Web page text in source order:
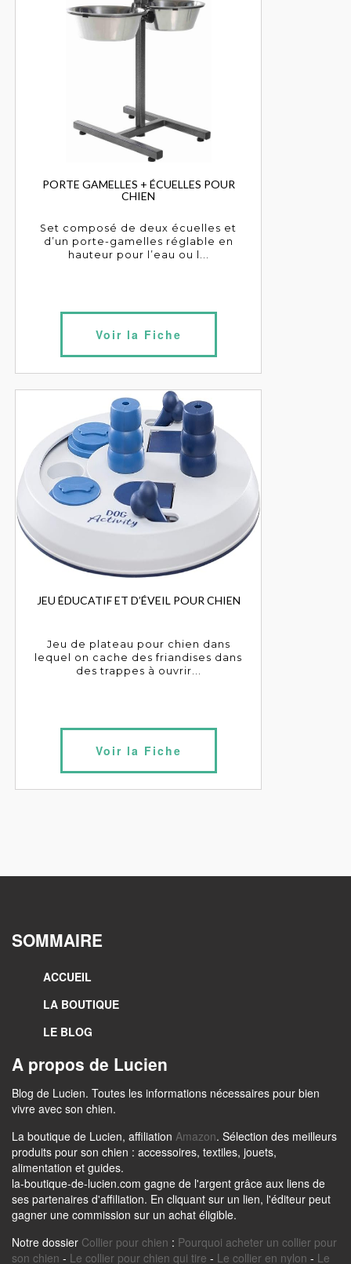
PORTE GAMELLES + ÉCUELLES POUR
CHIEN
Set composé de deux écuelles et
d’un porte-gamelles réglable en
hauteur pour l’eau ou l...
Voir la Fiche
JEU ÉDUCATIF ET D’ÉVEIL POUR CHIEN
Jeu de plateau pour chien dans
lequel on cache des friandises dans
des trappes à ouvrir...
Voir la Fiche
SOMMAIRE
ACCUEIL
LA BOUTIQUE
LE BLOG
A propos de Lucien
Blog de Lucien. Toutes les informations nécessaires pour bien
vivre avec son chien.
La boutique de Lucien, affiliation Amazon. Sélection des meilleurs
produits pour son chien : accessoires, textiles, jouets,
alimentation et guides.
la-boutique-de-lucien.com gagne de l'argent grâce aux liens de
ses partenaires d'affiliation. En cliquant sur un lien, l'éditeur peut
gagner une commission sur un achat éligible.
Notre dossier Collier pour chien : Pourquoi acheter un collier pour
son chien - Le collier pour chien qui tire - Le collier en nylon - Le